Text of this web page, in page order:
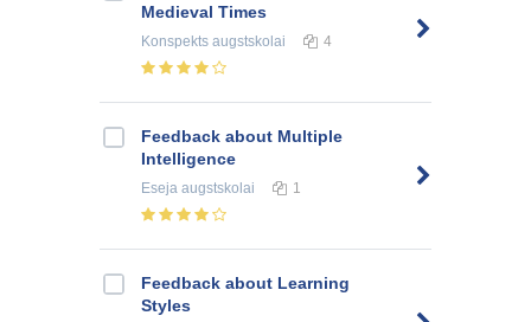
Medieval Times
Konspekts augstskolai 4
Feedback about Multiple
Intelligence
Eseja augstskolai 1
Feedback about Learning
Styles